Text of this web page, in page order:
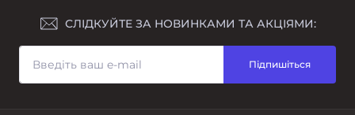
СЛІДКУЙТЕ ЗА НОВИНКАМИ ТА АКЦІЯМИ:
Підпишіться